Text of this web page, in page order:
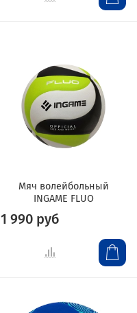
Мяч волейбольный
INGAME FLUO
1 990 руб